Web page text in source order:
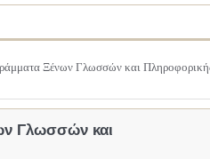
Ξένων Γλωσσών και
Γλωσσών και